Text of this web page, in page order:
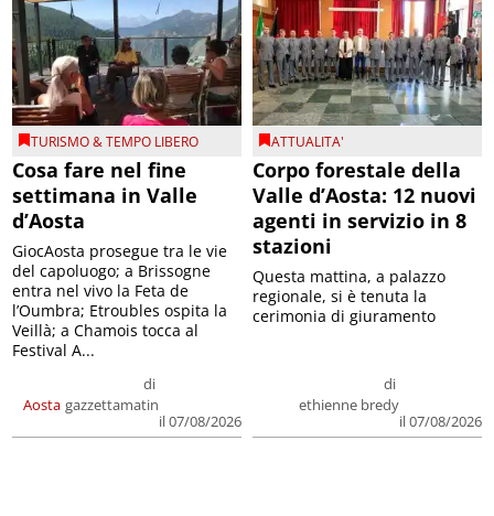
TURISMO & TEMPO LIBERO
Cosa fare nel fine
settimana in Valle
d’Aosta
Aosta
di
gazzettamatin
il 07/08/2026
GiocAosta prosegue tra le vie
del capoluogo; a Brissogne
entra nel vivo la Feta de
l’Oumbra; Etroubles ospita la
Veillà; a Chamois tocca al
Festival A...
ATTUALITA'
Corpo forestale della
Valle d’Aosta: 12 nuovi
agenti in servizio in 8
stazioni
di
ethienne bredy
il 07/08/2026
Questa mattina, a palazzo
regionale, si è tenuta la
cerimonia di giuramento